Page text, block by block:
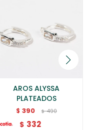
AROS ALYSSA
PLATEADOS
$ 390 $ 490
$ 332